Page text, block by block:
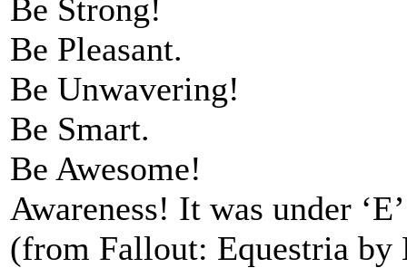
Be Strong!
Be Pleasant.
Be Unwavering!
Be Smart.
Be Awesome!
Awareness! It was under
(from Fallout: Equestria by